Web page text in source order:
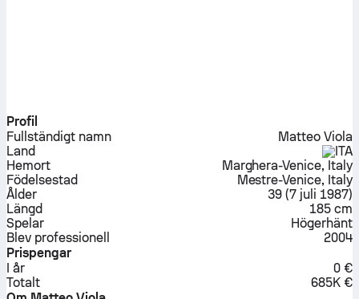
Profil
Fullständigt namn
Matteo Viola
Land
ITA
Hemort
Marghera-Venice, Italy
Födelsestad
Mestre-Venice, Italy
Ålder
39 (7 juli 1987)
Längd
185 cm
Spelar
Högerhänt
Blev professionell
2004
Prispengar
I år
0 €
Totalt
685K €